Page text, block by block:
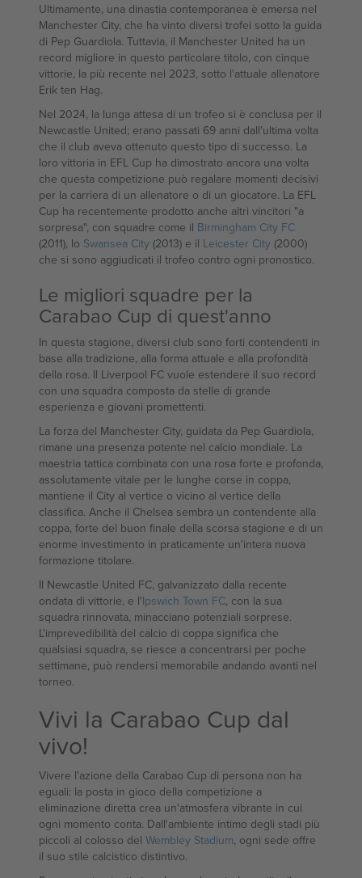
Ultimamente, una dinastia contemporanea è emersa nel
Manchester City, che ha vinto diversi trofei sotto la guida
di Pep Guardiola. Tuttavia, il Manchester United ha un
record migliore in questo particolare titolo, con cinque
vittorie, la più recente nel 2023, sotto l'attuale allenatore
Erik ten Hag.
Nel 2024, la lunga attesa di un trofeo si è conclusa per il
Newcastle United; erano passati 69 anni dall'ultima volta
che il club aveva ottenuto questo tipo di successo. La
loro vittoria in EFL Cup ha dimostrato ancora una volta
che questa competizione può regalare momenti decisivi
per la carriera di un allenatore o di un giocatore. La EFL
Cup ha recentemente prodotto anche altri vincitori "a
sorpresa", con squadre come il Birmingham City FC
(2011), lo Swansea City (2013) e il Leicester City (2000)
che si sono aggiudicati il trofeo contro ogni pronostico.
Le migliori squadre per la
Carabao Cup di quest'anno
In questa stagione, diversi club sono forti contendenti in
base alla tradizione, alla forma attuale e alla profondità
della rosa. Il Liverpool FC vuole estendere il suo record
con una squadra composta da stelle di grande
esperienza e giovani promettenti.
La forza del Manchester City, guidata da Pep Guardiola,
rimane una presenza potente nel calcio mondiale. La
maestria tattica combinata con una rosa forte e profonda,
assolutamente vitale per le lunghe corse in coppa,
mantiene il City al vertice o vicino al vertice della
classifica. Anche il Chelsea sembra un contendente alla
coppa, forte del buon finale della scorsa stagione e di un
enorme investimento in praticamente un'intera nuova
formazione titolare.
Il Newcastle United FC, galvanizzato dalla recente
ondata di vittorie, e l'Ipswich Town FC, con la sua
squadra rinnovata, minacciano potenziali sorprese.
L'imprevedibilità del calcio di coppa significa che
qualsiasi squadra, se riesce a concentrarsi per poche
settimane, può rendersi memorabile andando avanti nel
torneo.
Vivi la Carabao Cup dal
vivo!
Vivere l'azione della Carabao Cup di persona non ha
eguali: la posta in gioco della competizione a
eliminazione diretta crea un'atmosfera vibrante in cui
ogni momento conta. Dall'ambiente intimo degli stadi più
piccoli al colosso del Wembley Stadium, ogni sede offre
il suo stile calcistico distintivo.